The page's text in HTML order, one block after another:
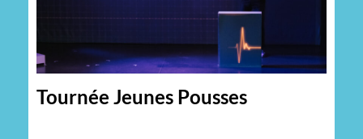
Tournée Jeunes Pousses